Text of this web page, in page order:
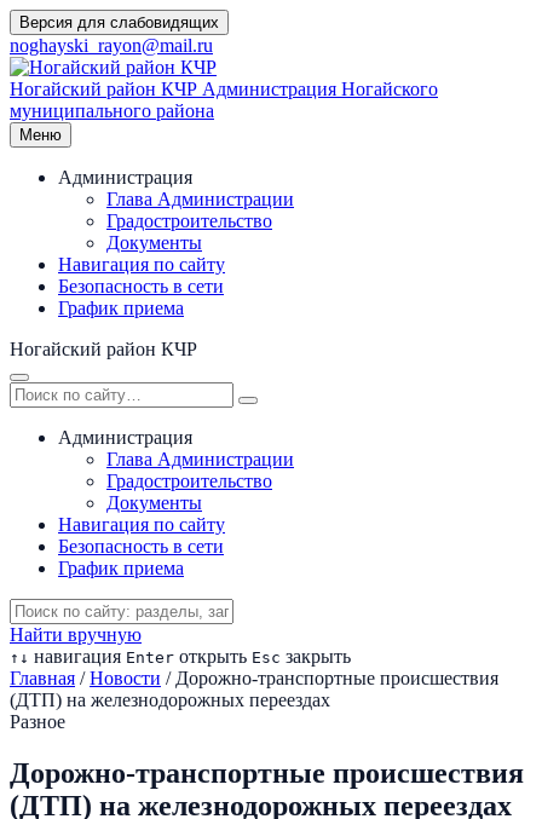
Перейти
к
содержимому
Версия для слабовидящих
noghayski_rayon@mail.ru
Ногайский район КЧР Администрация Ногайского
муниципального района
Меню
Администрация
Глава Администрации
Градостроительство
Документы
Навигация по сайту
Безопасность в сети
График приема
Ногайский район КЧР
Администрация
Глава Администрации
Градостроительство
Документы
Навигация по сайту
Безопасность в сети
График приема
Найти вручную
↑ ↓ навигация Enter открыть Esc закрыть
Главная / Новости / Дорожно-транспортные происшествия
(ДТП) на железнодорожных переездах
Разное
Дорожно-транспортные происшествия
(ДТП) на железнодорожных переездах